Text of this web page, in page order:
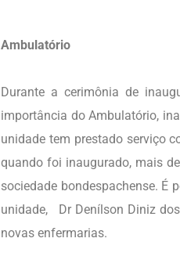
Ambulatório
Durante a cerimônia de
importância do Ambulatório,
unidade tem prestado serviço
quando foi inaugurado, mais
sociedade bondespachense. É
unidade, Dr Denílson Diniz
novas enfermarias.